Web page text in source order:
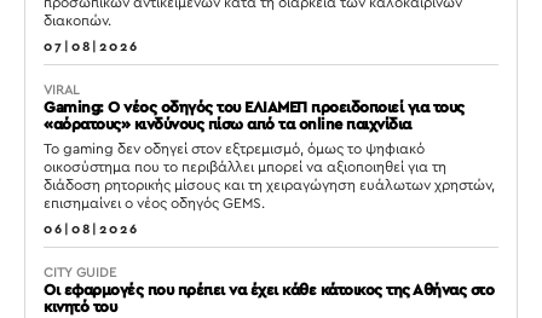
διακοπών.
07|08|2026
VIRAL
Gaming: Ο νέος οδηγός του ΕΛΙΑΜΕΠ προειδοποιεί για τους
«αόρατους» κινδύνους πίσω από τα online παιχνίδια
Το gaming δεν οδηγεί στον εξτρεμισμό, όμως το ψηφιακό
οικοσύστημα που το περιβάλλει μπορεί να αξιοποιηθεί για τη
διάδοση ρητορικής μίσους και τη χειραγώγηση ευάλωτων χρηστών,
επισημαίνει ο νέος οδηγός GEMS.
06|08|2026
CITY GUIDE
Οι εφαρμογές που πρέπει να έχει κάθε κάτοικος της Αθήνας στο
κινητό του